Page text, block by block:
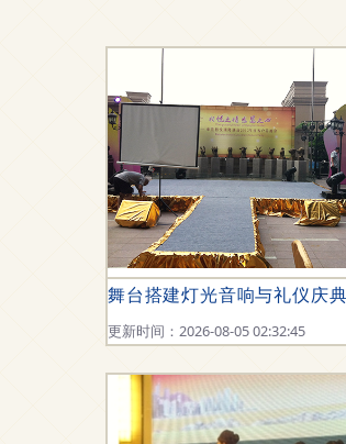
舞台搭建灯光音响与礼仪庆
更新时间：2026-08-05 02:32:45